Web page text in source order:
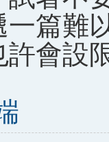
一篇難
許會設